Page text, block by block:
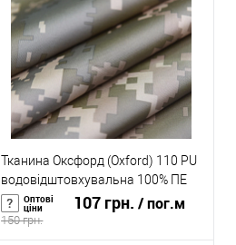
Тканина Оксфорд (Oxford) 110 PU
водовідштовхувальна 100% ПЕ
150см камуфляж піксель ММ-14
Бежевий (TK-0023)
Оптові
ціни 107 грн./ пог.м
150 грн.